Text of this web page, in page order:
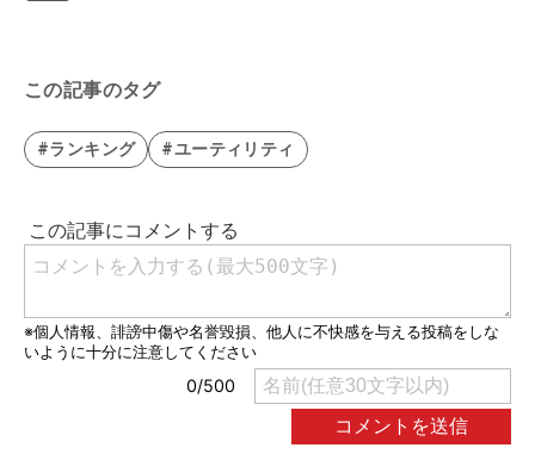
この記事のタグ
#ランキング #ユーティリティ